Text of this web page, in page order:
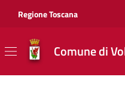
Regione Toscana
Comune di